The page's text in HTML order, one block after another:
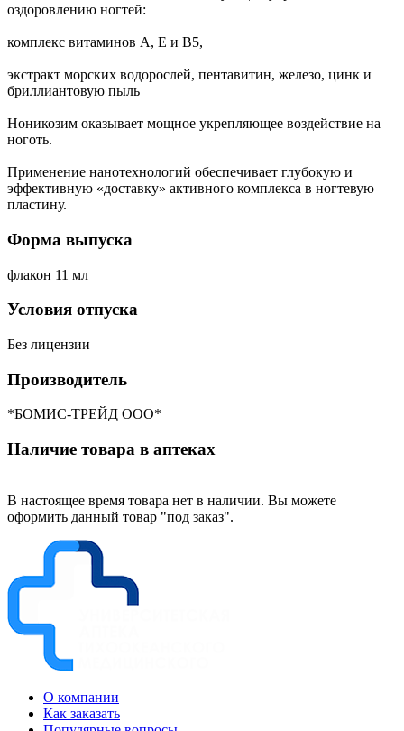
оздоровлению ногтей:
комплекс витаминов А, Е и В5,
экстракт морских водорослей, пентавитин, железо, цинк и
бриллиантовую пыль
Ноникозим оказывает мощное укрепляющее воздействие на
ноготь.
Применение нанотехнологий обеспечивает глубокую и
эффективную «доставку» активного комплекса в ногтевую
пластину.
Форма выпуска
флакон 11 мл
Условия отпуска
Без лицензии
Производитель
*БОМИС-ТРЕЙД ООО*
Наличие товара в аптеках
В настоящее время товара нет в наличии. Вы можете
оформить данный товар "под заказ".
О компании
Как заказать